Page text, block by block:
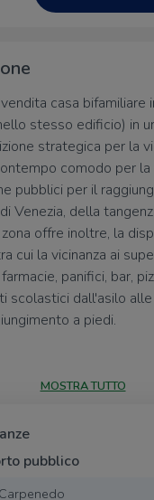
casa bifamiliare
stesso edificio) in
strategica per la
comodo per la
pubblici per il
Venezia, della
offre inoltre, la
cui la vicinanza ai
panifici, bar,
scolastici dall'asilo
a piedi.
di ingresso
con cucinino, 2
bagno e una terrazza
al secondo
cucina con
MOSTRA TUTTO
pubblico